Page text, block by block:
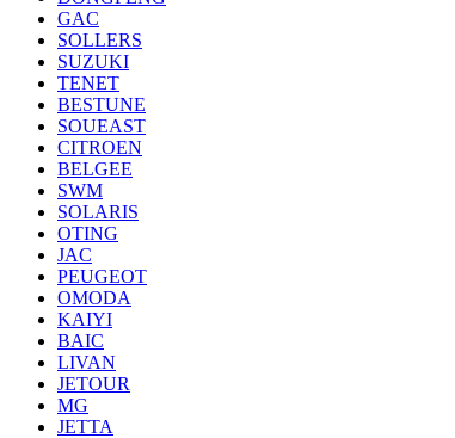
GAC
SOLLERS
SUZUKI
TENET
BESTUNE
SOUEAST
CITROEN
BELGEE
SWM
SOLARIS
OTING
JAC
PEUGEOT
OMODA
KAIYI
BAIC
LIVAN
JETOUR
MG
JETTA